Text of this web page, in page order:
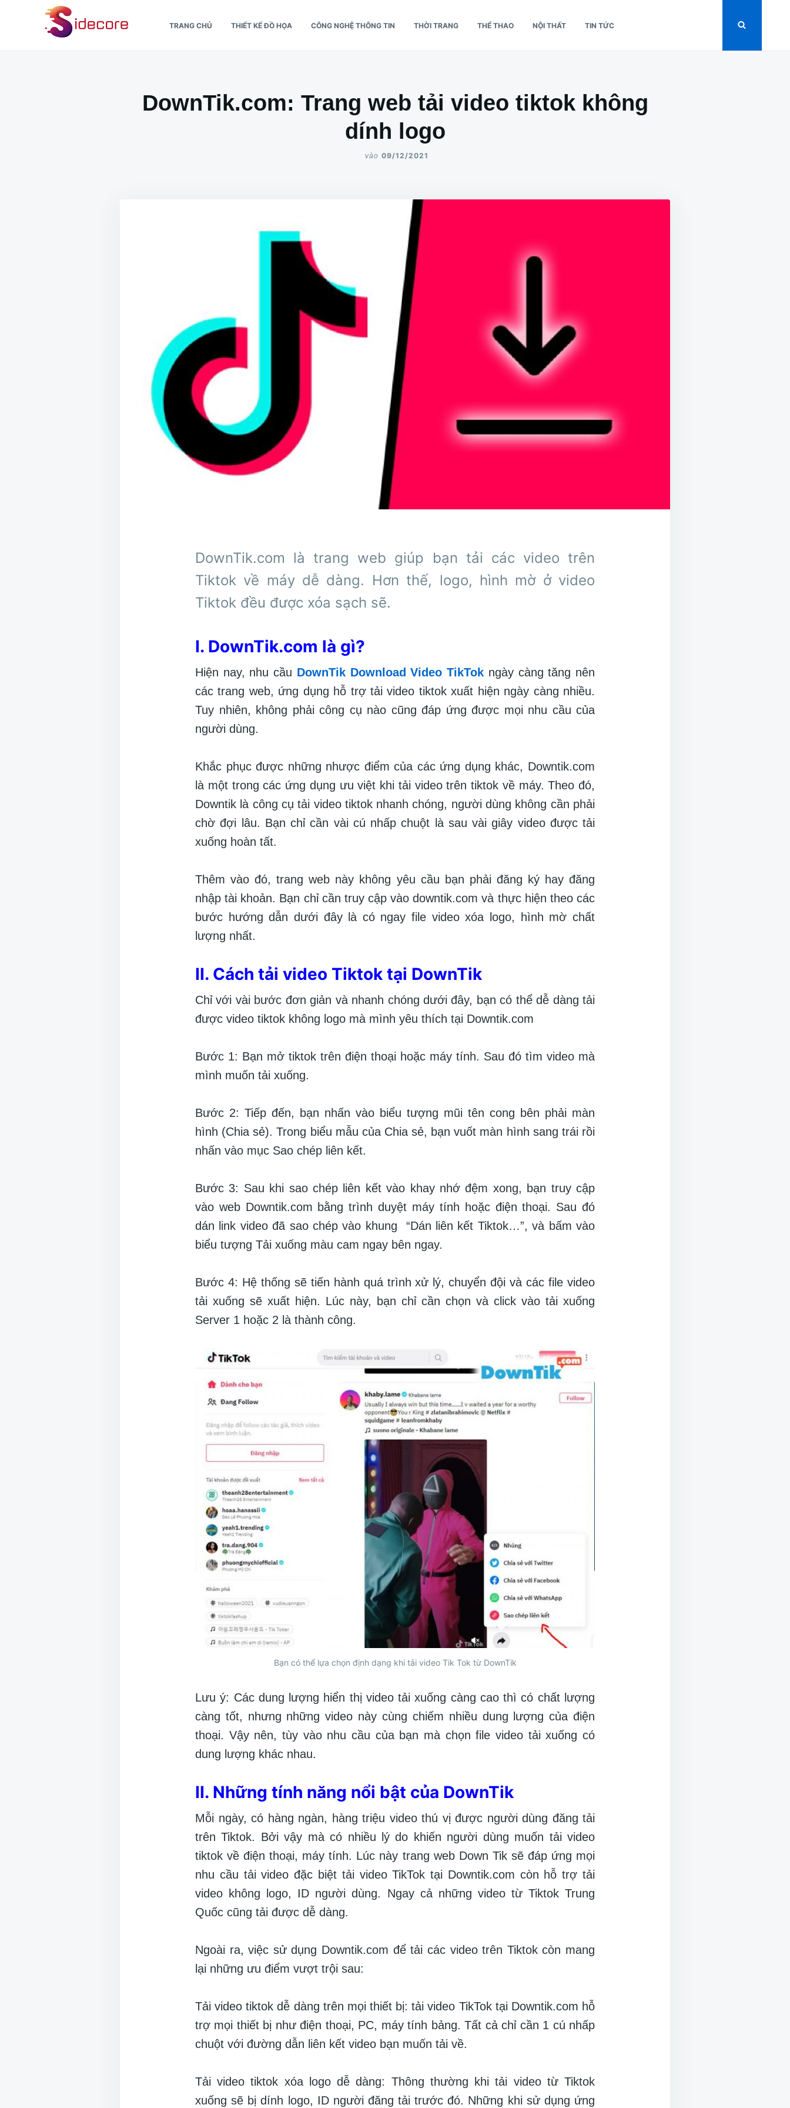
Tìm
kiếm
TRANG CHỦ THIẾT KẾ ĐỒ HỌA CÔNG NGHỆ THÔNG TIN THỜI TRANG THỂ THAO NỘI THẤT TIN TỨC
DownTik.com: Trang web tải video tiktok không
dính logo
vào 09/12/2021
DownTik.com là trang web giúp bạn tải các video trên
Tiktok về máy dễ dàng. Hơn thế, logo, hình mờ ở video
Tiktok đều được xóa sạch sẽ.
I. DownTik.com là gì?
Hiện nay, nhu cầu DownTik Download Video TikTok ngày càng tăng nên
các trang web, ứng dụng hỗ trợ tải video tiktok xuất hiện ngày càng nhiều.
Tuy nhiên, không phải công cụ nào cũng đáp ứng được mọi nhu cầu của
người dùng.
Khắc phục được những nhược điểm của các ứng dụng khác, Downtik.com
là một trong các ứng dụng ưu việt khi tải video trên tiktok về máy. Theo đó,
Downtik là công cụ tải video tiktok nhanh chóng, người dùng không cần phải
chờ đợi lâu. Bạn chỉ cần vài cú nhấp chuột là sau vài giây video được tải
xuống hoàn tất.
Thêm vào đó, trang web này không yêu cầu bạn phải đăng ký hay đăng
nhập tài khoản. Bạn chỉ cần truy cập vào downtik.com và thực hiện theo các
bước hướng dẫn dưới đây là có ngay file video xóa logo, hình mờ chất
lượng nhất.
II. Cách tải video Tiktok tại DownTik
Chỉ với vài bước đơn giản và nhanh chóng dưới đây, bạn có thể dễ dàng tải
được video tiktok không logo mà mình yêu thích tại Downtik.com
Bước 1: Bạn mở tiktok trên điện thoại hoặc máy tính. Sau đó tìm video mà
mình muốn tải xuống.
Bước 2: Tiếp đến, bạn nhấn vào biểu tượng mũi tên cong bên phải màn
hình (Chia sẻ). Trong biểu mẫu của Chia sẻ, bạn vuốt màn hình sang trái rồi
nhấn vào mục Sao chép liên kết.
Bước 3: Sau khi sao chép liên kết vào khay nhớ đệm xong, bạn truy cập
vào web Downtik.com bằng trình duyệt máy tính hoặc điện thoại. Sau đó
dán link video đã sao chép vào khung “Dán liên kết Tiktok…”, và bấm vào
biểu tượng Tải xuống màu cam ngay bên ngay.
Bước 4: Hệ thống sẽ tiến hành quá trình xử lý, chuyển đội và các file video
tải xuống sẽ xuất hiện. Lúc này, bạn chỉ cần chọn và click vào tải xuống
Server 1 hoặc 2 là thành công.
Bạn có thể lựa chọn định dạng khi tải video Tik Tok từ DownTik
Lưu ý: Các dung lượng hiển thị video tải xuống càng cao thì có chất lượng
càng tốt, nhưng những video này cùng chiếm nhiều dung lượng của điện
thoại. Vậy nên, tùy vào nhu cầu của bạn mà chọn file video tải xuống có
dung lượng khác nhau.
II. Những tính năng nổi bật của DownTik
Mỗi ngày, có hàng ngàn, hàng triệu video thú vị được người dùng đăng tải
trên Tiktok. Bởi vậy mà có nhiều lý do khiến người dùng muốn tải video
tiktok về điện thoại, máy tính. Lúc này trang web Down Tik sẽ đáp ứng mọi
nhu cầu tải video đặc biệt tải video TikTok tại Downtik.com còn hỗ trợ tải
video không logo, ID người dùng. Ngay cả những video từ Tiktok Trung
Quốc cũng tải được dễ dàng.
Ngoài ra, việc sử dụng Downtik.com để tải các video trên Tiktok còn mang
lại những ưu điểm vượt trội sau:
Tải video tiktok dễ dàng trên mọi thiết bị: tải video TikTok tại Downtik.com hỗ
trợ mọi thiết bị như điện thoại, PC, máy tính bảng. Tất cả chỉ cần 1 cú nhấp
chuột với đường dẫn liên kết video bạn muốn tải về.
Tải video tiktok xóa logo dễ dàng: Thông thường khi tải video từ Tiktok
xuống sẽ bị dính logo, ID người đăng tải trước đó. Những khi sử dụng ứng